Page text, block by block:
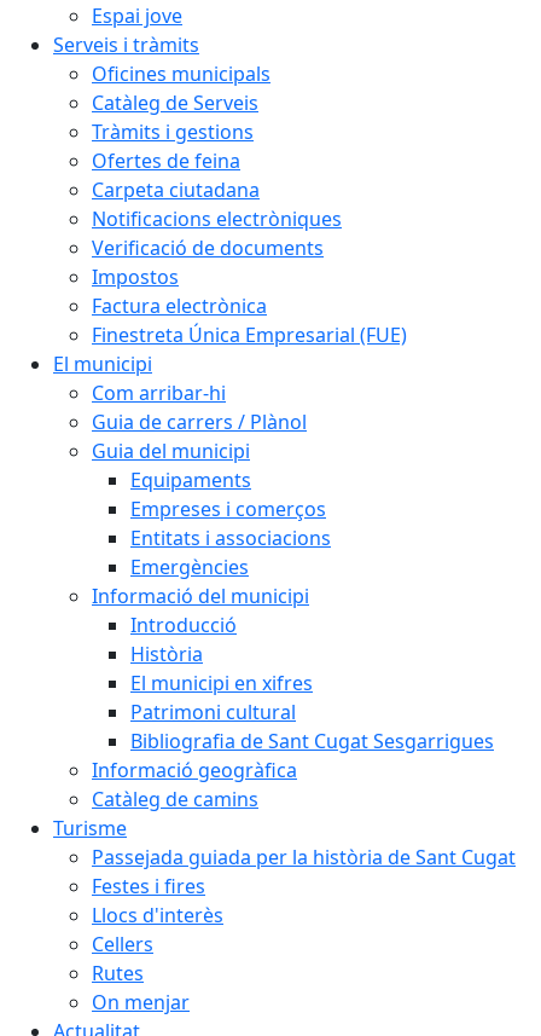
Espai jove
Serveis i tràmits
Oficines municipals
Catàleg de Serveis
Tràmits i gestions
Ofertes de feina
Carpeta ciutadana
Notificacions electròniques
Verificació de documents
Impostos
Factura electrònica
Finestreta Única Empresarial (FUE)
El municipi
Com arribar-hi
Guia de carrers / Plànol
Guia del municipi
Equipaments
Empreses i comerços
Entitats i associacions
Emergències
Informació del municipi
Introducció
Història
El municipi en xifres
Patrimoni cultural
Bibliografia de Sant Cugat Sesgarrigues
Informació geogràfica
Catàleg de camins
Turisme
Passejada guiada per la història de Sant Cugat
Festes i fires
Llocs d'interès
Cellers
Rutes
On menjar